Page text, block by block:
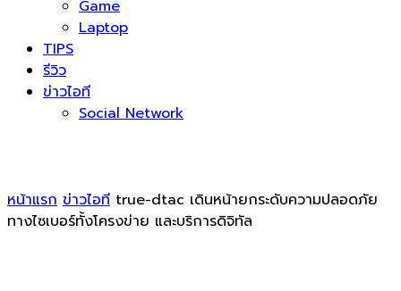
Game
Laptop
TIPS
รีวิว
ข่าวไอที
Social Network
หน้าแรก ข่าวไอที true-dtac เดินหน้ายกระดับความปลอดภัย
ทางไซเบอร์ทั้งโครงข่าย และบริการดิจิทัล